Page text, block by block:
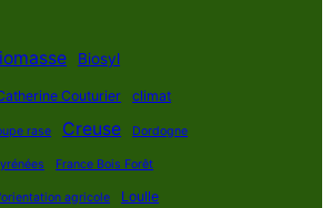
Biosyl
Couturier climat
rase Creuse Dordogne
France Bois Forêt
agricole
Loulle